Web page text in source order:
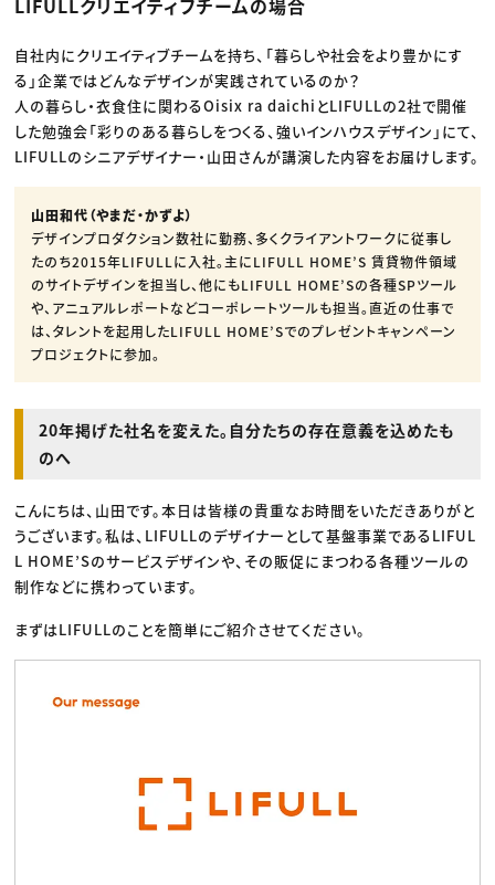
業界解説・キャリア事情
映像クリエイター
クリエイターインタビュー
C＆R Magazine
ニュース・トレンド トップ
Web
映像
ゲーム・エンタメ
広告
出版
CREATIVE VILLAGEからのお知らせ
プロフェッショナル×つながる×メディア
自社内にクリエイティブチームを持ち、「暮らしや社会をより豊かにす
る」企業ではどんなデザインが実践されているのか？
人の暮らし・衣食住に関わるOisix ra daichiとLIFULLの2社で開催
した勉強会「彩りのある暮らしをつくる、強いインハウスデザイン」にて、
LIFULLのシニアデザイナー・山田さんが講演した内容をお届けします。
山田和代（やまだ・かずよ）
デザインプロダクション数社に勤務、多くクライアントワークに従事し
たのち2015年LIFULLに入社。主にLIFULL HOME’S 賃貸物件領域
のサイトデザインを担当し、他にもLIFULL HOME’Sの各種SPツール
や、アニュアルレポートなどコーポレートツールも担当。直近の仕事で
は、タレントを起用したLIFULL HOME’Sでのプレゼントキャンペーン
プロジェクトに参加。
20年掲げた社名を変えた。自分たちの存在意義を込めたも
のへ
こんにちは、山田です。本日は皆様の貴重なお時間をいただきありがと
うございます。私は、LIFULLのデザイナーとして基盤事業であるLIFUL
L HOME’Sのサービスデザインや、その販促にまつわる各種ツールの
制作などに携わっています。
まずはLIFULLのことを簡単にご紹介させてください。